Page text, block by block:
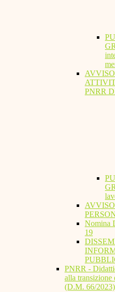
PNRR
Nomina
19
PNRR -
alla transizione
(D.M. 66/2023)